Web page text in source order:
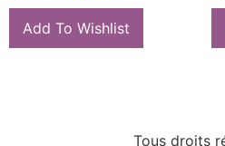
Add To Wishlist
Tous droits